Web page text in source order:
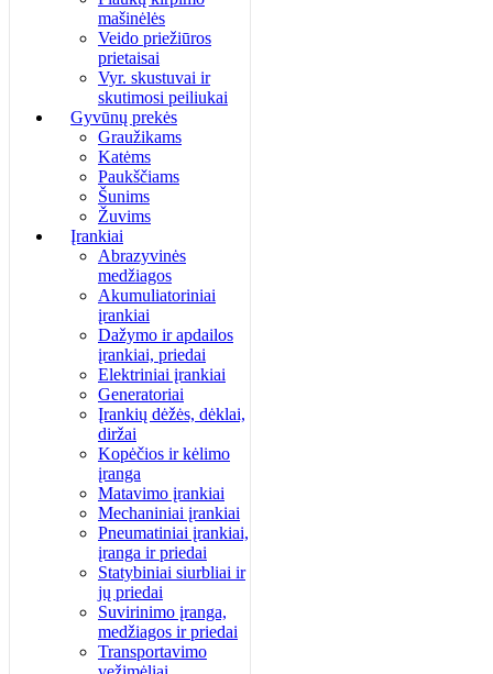
mašinėlės
Veido priežiūros
prietaisai
Vyr. skustuvai ir
skutimosi peiliukai
Gyvūnų prekės
Graužikams
Katėms
Paukščiams
Šunims
Žuvims
Įrankiai
Abrazyvinės
medžiagos
Akumuliatoriniai
įrankiai
Dažymo ir apdailos
įrankiai, priedai
Elektriniai įrankiai
Generatoriai
Įrankių dėžės, dėklai,
diržai
Kopėčios ir kėlimo
įranga
Matavimo įrankiai
Mechaniniai įrankiai
Pneumatiniai įrankiai,
įranga ir priedai
Statybiniai siurbliai ir
jų priedai
Suvirinimo įranga,
medžiagos ir priedai
Transportavimo